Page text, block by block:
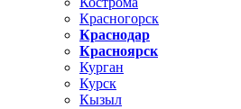
Красногорск
Краснодар
Красноярск
Курган
Курск
Кызыл